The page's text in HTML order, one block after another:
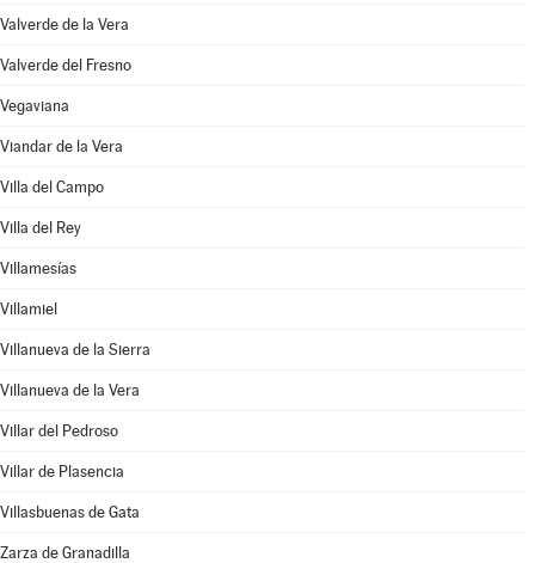
Valverde de la Vera
Valverde del Fresno
Vegaviana
Viandar de la Vera
Villa del Campo
Villa del Rey
Villamesías
Villamiel
Villanueva de la Sierra
Villanueva de la Vera
Villar del Pedroso
Villar de Plasencia
Villasbuenas de Gata
Zarza de Granadilla